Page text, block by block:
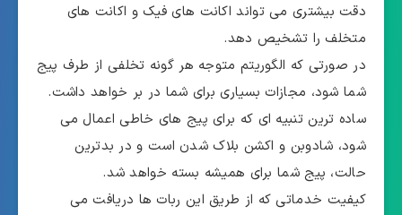
دقت بیشتری می تواند اکانت های فیک و اکانت های
متخلف را تشخیص دهد.
در صورتی که الگوریتم متوجه هر گونه تخلفی از طرف پیج
شما شود، مجازات بسیاری برای شما در بر خواهد داشت.
ساده ترین تنبیه ای که برای پیج های خاطی اعمال می
شود، شادوبن و اکشن بلاک شدن است و در بدترین
حالت، پیج شما برای همیشه بسته خواهد شد.
کیفیت خدماتی که از طریق این ربات ها دریافت می